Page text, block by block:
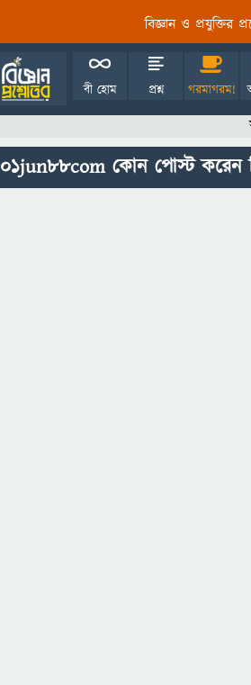
বিজ্ঞান ও প্রযুক্তির
বী হোম প্রশ্ন গরমাগরম!
01jun88com কোন পোস্ট করেন